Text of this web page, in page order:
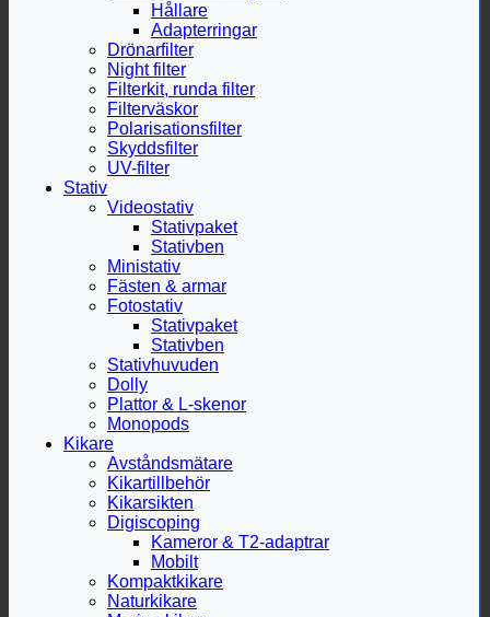
Hållare
Adapterringar
Drönarfilter
Night filter
Filterkit, runda filter
Filterväskor
Polarisationsfilter
Skyddsfilter
UV-filter
Stativ
Videostativ
Stativpaket
Stativben
Ministativ
Fästen & armar
Fotostativ
Stativpaket
Stativben
Stativhuvuden
Dolly
Plattor & L-skenor
Monopods
Kikare
Avståndsmätare
Kikartillbehör
Kikarsikten
Digiscoping
Kameror & T2-adaptrar
Mobilt
Kompaktkikare
Naturkikare